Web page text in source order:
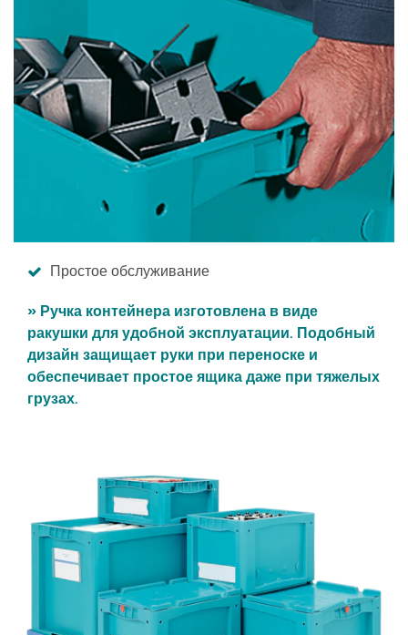
Простое обслуживание
» Ручка контейнера изготовлена в виде
ракушки для удобной эксплуатации. Подобный
дизайн защищает руки при переноске и
обеспечивает простое ящика даже при тяжелых
грузах.